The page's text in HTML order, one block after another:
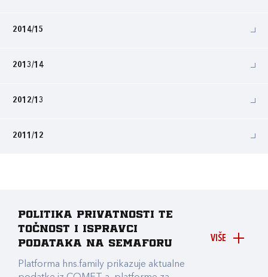
2014/15
2013/14
2012/13
2011/12
VIŠE
Politika privatnosti te
točnost i ispravci
podataka na Semaforu
Platforma hns.family prikazuje aktualne